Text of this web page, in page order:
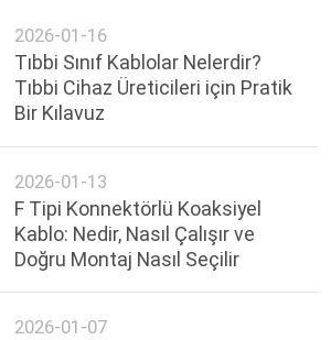
2026-01-16
Tıbbi Sınıf Kablolar Nelerdir?
Tıbbi Cihaz Üreticileri için Pratik
Bir Kılavuz
2026-01-13
F Tipi Konnektörlü Koaksiyel
Kablo: Nedir, Nasıl Çalışır ve
Doğru Montaj Nasıl Seçilir
2026-01-07